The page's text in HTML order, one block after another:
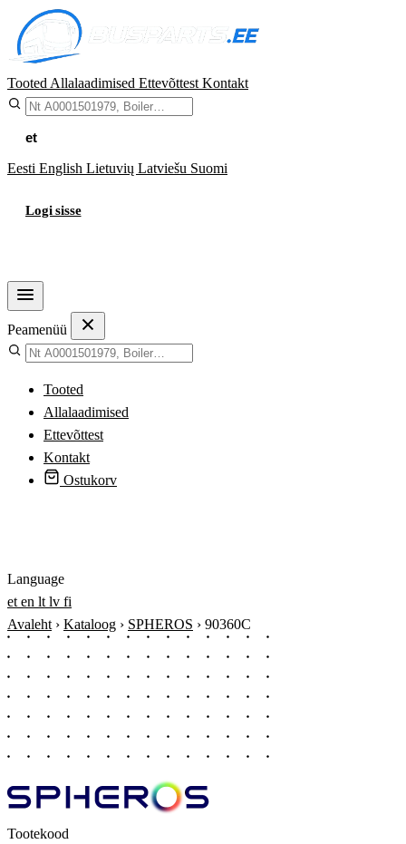
Tooted Allalaadimised Ettevõttest Kontakt
et
Eesti English Lietuvių Latviešu Suomi
Logi sisse
Peamenüü
Tooted
Allalaadimised
Ettevõttest
Kontakt
Ostukorv
Language
et en lt lv fi
Avaleht › Kataloog › SPHEROS › 90360C
Tootekood